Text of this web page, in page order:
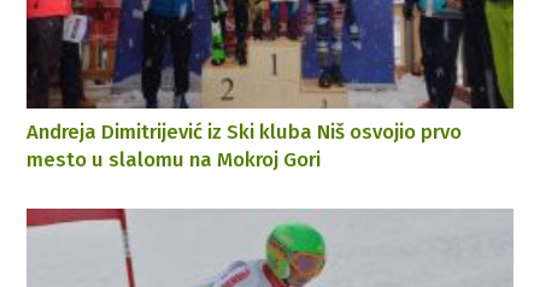
Andreja Dimitrijević iz Ski kluba Niš osvojio prvo
mesto u slalomu na Mokroj Gori